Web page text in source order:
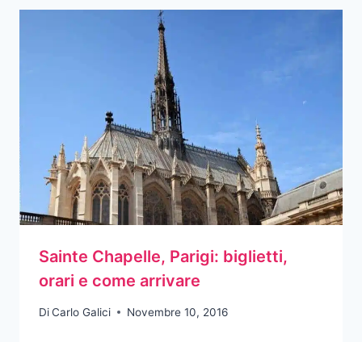
Sainte Chapelle, Parigi: biglietti,
orari e come arrivare
DiCarlo Galici Novembre 10, 2016